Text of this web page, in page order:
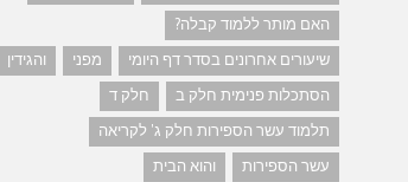
האם מותר ללמוד קבלה?
שיעורים אחרונים בסדר דף היומי
מפני
והגידין
הסתכלות פנימית חלק ב
חלק ד
תלמוד עשר הספירות חלק ג' לקריאה
עשר הספירות
והוא הבית